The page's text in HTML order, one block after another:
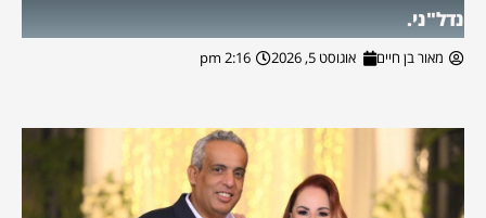
נדל"ני.
מאור בן חיים אוגוסט 5, 2026 2:16 pm